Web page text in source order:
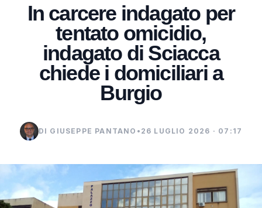
In carcere indagato per
tentato omicidio,
indagato di Sciacca
chiede i domiciliari a
Burgio
DI GIUSEPPE PANTANO • 26 LUGLIO 2026 · 07:17